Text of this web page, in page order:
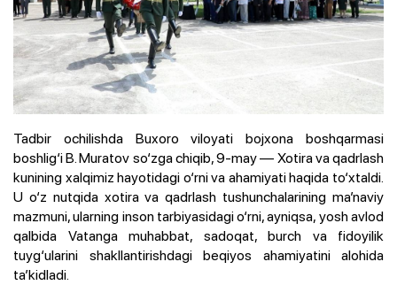
Tadbir ochilishda Buxoro viloyati bojxona boshqarmasi
boshlig‘i B. Muratov so‘zga chiqib, 9-may — Xotira va qadrlash
kunining xalqimiz hayotidagi o‘rni va ahamiyati haqida to‘xtaldi.
U o‘z nutqida xotira va qadrlash tushunchalarining ma’naviy
mazmuni, ularning inson tarbiyasidagi o‘rni, ayniqsa, yosh avlod
qalbida Vatanga muhabbat, sadoqat, burch va fidoyilik
tuyg‘ularini shakllantirishdagi beqiyos ahamiyatini alohida
ta’kidladi.